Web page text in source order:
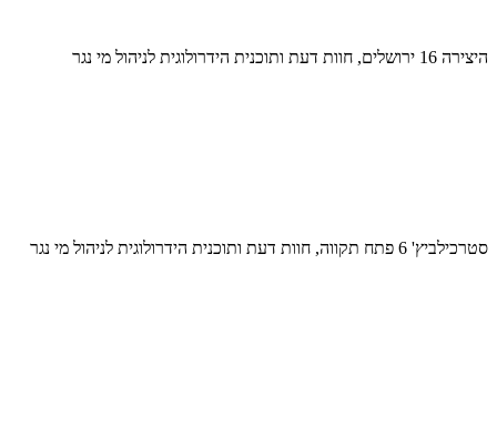
היצירה 16 ירושלים, חוות דעת ותוכנית הידרולוגית לניהול מי נגר
סטרכילביץ' 6 פתח תקווה, חוות דעת ותוכנית הידרולוגית לניהול מי נגר